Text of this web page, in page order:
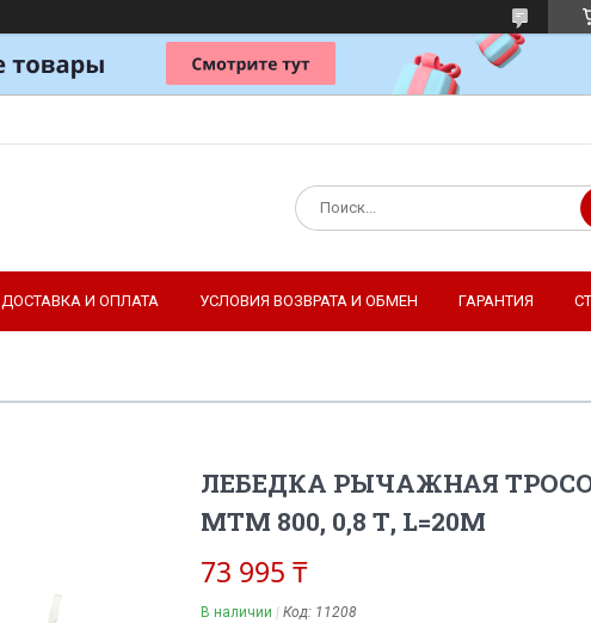
ДОСТАВКА И ОПЛАТА УСЛОВИЯ ВОЗВРАТА И ОБМЕН ГАРАНТИЯ
ЛЕБЕДКА РЫЧАЖНАЯ
МТМ 800, 0,8 Т, L=20М
73 995 ₸
В наличии Код: 11208